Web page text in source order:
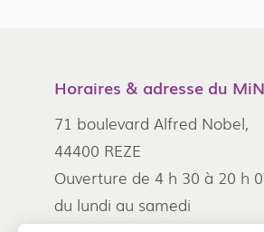
Horaires & adresse du MiN
71 boulevard Alfred Nobel,
44400 REZE
Ouverture de 4 h 30 à 20 h
du lundi au samedi